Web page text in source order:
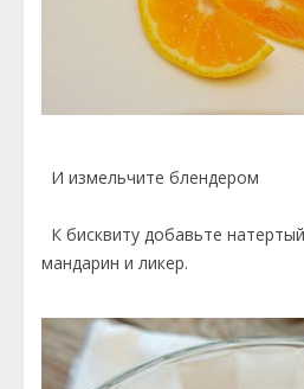
И измельчите блендером
К бисквиту добавьте
мандарин и ликер.